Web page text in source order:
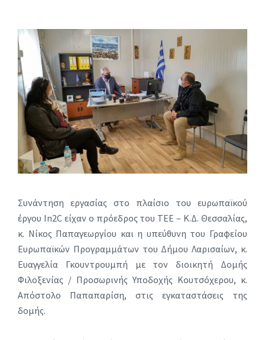
Συνάντηση εργασίας στο πλαίσιο του ευρωπαϊκού
έργου In2C είχαν ο πρόεδρος του ΤΕΕ – Κ.Δ. Θεσσαλίας,
κ. Νίκος Παπαγεωργίου και η υπεύθυνη του Γραφείου
Ευρωπαϊκών Προγραμμάτων του Δήμου Λαρισαίων, κ.
Ευαγγελία Γκουντρουμπή με τον διοικητή Δομής
Φιλοξενίας / Προσωρινής Υποδοχής Κουτσόχερου, κ.
Απόστολο Παπαπαρίση, στις εγκαταστάσεις της
δομής.